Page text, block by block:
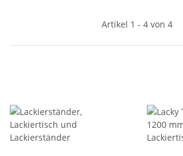
Artikel 1 - 4 von 4